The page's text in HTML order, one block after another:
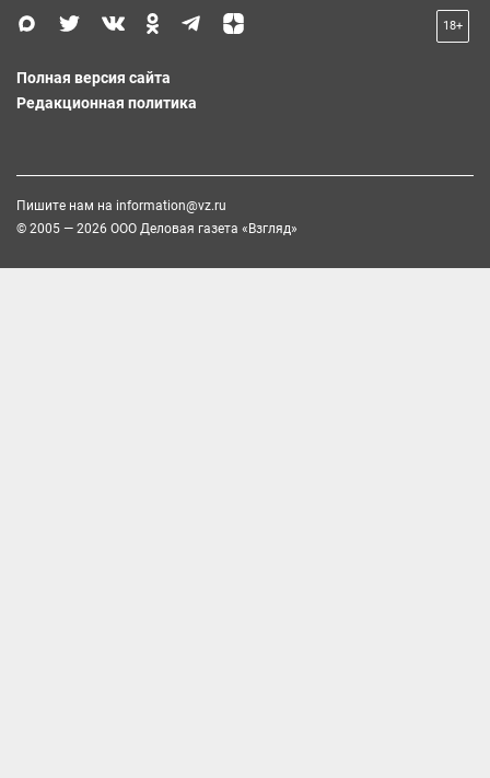
18+
Полная версия сайта
Редакционная политика
Пишите нам на information@vz.ru
© 2005 — 2026 ООО Деловая газета «Взгляд»